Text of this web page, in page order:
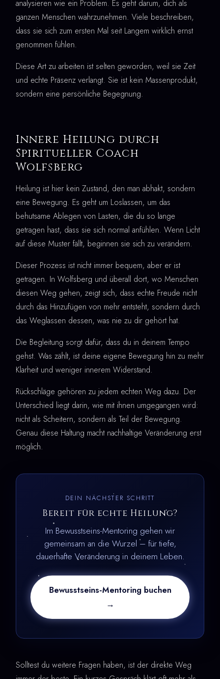
analysieren wie ein Problem. Es geht darum, dich als
ganzen Menschen wahrzunehmen. Viele beschreiben,
dass sie sich zum ersten Mal seit Langem wirklich ernst
genommen fühlen.
Diese Art zu arbeiten ist selten geworden, weil sie Zeit
und echte Präsenz verlangt. Sie ist kein Massenprodukt,
sondern eine persönliche Begegnung.
Innere Heilung durch
Spiritueller Coach
Wolfsberg
Heilung ist hier kein Zustand, den man abhakt, sondern
eine Bewegung. Es geht um Loslassen, um das
behutsame Ablegen von Lasten, die du so lange
getragen hast, dass sie sich normal anfühlen. Wenn Licht
auf diese Muster fällt, beginnen sie sich zu verändern.
Dieser Prozess ist nicht immer bequem, aber er ist
getragen. In Wolfsberg und überall dort, wo Menschen
diesen Weg gehen, zeigt sich, dass echte Freude nicht
durch das Hinzufügen von mehr entsteht, sondern durch
das Weglassen dessen, was nie zu dir gehört hat.
Die Begleitung sorgt dafür, dass du in deinem Tempo
gehst. Was zählt, ist deine eigene Bewegung hin zu mehr
Klarheit und weniger innerem Widerstand.
Rückschläge gehören zu jedem echten Weg dazu. Der
Unterschied liegt darin, wie mit ihnen umgegangen wird:
nicht als Scheitern, sondern als Teil der Bewegung.
Genau diese Haltung macht nachhaltige Veränderung erst
möglich.
DEIN NÄCHSTER SCHRITT
Bereit für echte Heilung?
Im Bewusstseins-Mentoring gehen wir
gemeinsam an die Wurzel – für tiefe,
dauerhafte Veränderung in deinem Leben.
Bewusstseins-Mentoring buchen
→
Solltest du weitere Fragen haben, ist der direkte Weg